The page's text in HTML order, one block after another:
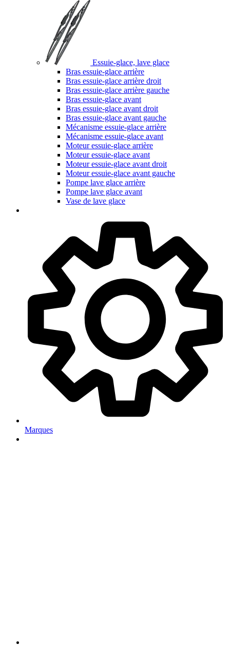
Essuie-glace, lave glace
Bras essuie-glace arrière
Bras essuie-glace arrière droit
Bras essuie-glace arrière gauche
Bras essuie-glace avant
Bras essuie-glace avant droit
Bras essuie-glace avant gauche
Mécanisme essuie-glace arrière
Mécanisme essuie-glace avant
Moteur essuie-glace arrière
Moteur essuie-glace avant
Moteur essuie-glace avant droit
Moteur essuie-glace avant gauche
Pompe lave glace arrière
Pompe lave glace avant
Vase de lave glace
Marques